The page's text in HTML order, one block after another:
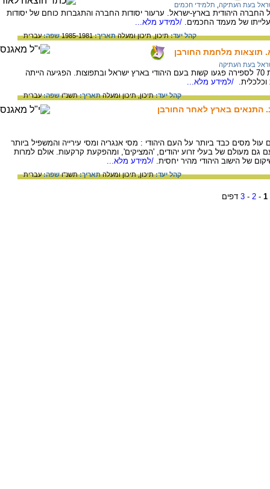
בעת העתיקה תלמידי חכמים
היהודית בארץ-ישראל. ערעור יסודות החברה והתגברות כוחם של יסודות
של מעמד החכמים. /למידע מלא...
קהל יעד:תיכון,תיכון ומעלהתאריך:1985-1981 שפה:עברית
תוצאות מלחמת החורבן
בעת העתיקה
כיבוש ירושלים וחורבן בית המקדש השני בשנת 70 לספירה פגעו קשות בעם היהודי בארץ ישראל ובתפוצות. הפגיעה הייתה
וכלכלית. /למידע מלא...
קהל יעד:תיכון,תיכון ומעלהתאריך:תשנ"ושפה:עברית
התנאים בארץ לאחר החורבן
מסים כבד ביותר על העם היהודי : מסי אנגריה ומסי עירייה והמשפיל ביותר
גם מעולם של בעלי זרוע יהודים, 'המציקים', ומהפקעת קרקעות. אולם למרות
של הישוב היהודי מהיר יחסית. /למידע מלא...
קהל יעד:תיכון,תיכון ומעלהתאריך:תשנ"ושפה:עברית
1
-
2
-
3 דפים